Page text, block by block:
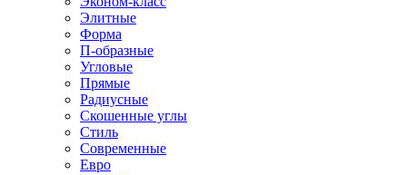
Элитные
Форма
П-образные
Угловые
Прямые
Радиусные
Скошенные углы
Стиль
Современные
Евро